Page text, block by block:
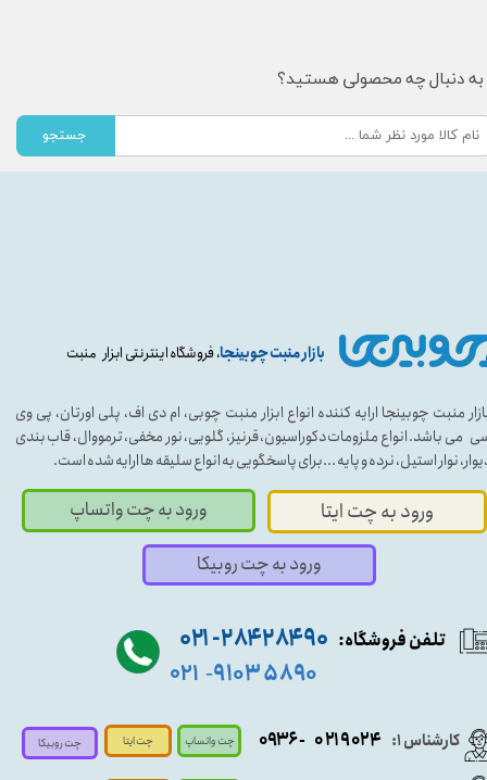
بازار منبت چوبینجا، فروشگاه اینترنتی ابزار منبت
منبت چوبینجا ارایه کننده انواع ابزار منبت چوبی، ام دی اف، پلی اورتان، پی وی
می باشد. انواع ملزومات دکوراسیون، قرنیز، گلویی، نور مخفی، ترمووال، قاب بندی
نوار استیل، نرده و پایه ...برای پاسخگویی به انواع سلیقه ها ارایه شده است.
کارشناس ۱: ۰۲۱۹۰۲۴ - ۰۹۳۶
ورود به چت ایتا ورود به چت واتساپ
تلفن فروشگاه: ۹۰ ۲۸۴ ۲۸۴- ۰۲۱
۵۸۹۰ ۹۱۰۳ -۰۲۱
ورود به چت روبیکا
چت واتساپ چت ایتا چت روبیکا
به دنبال چه محصولی هستید؟
جستجو